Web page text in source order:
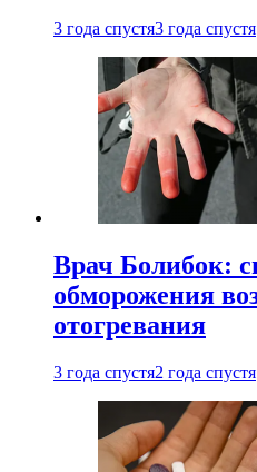
3 года спустя3 года спустя
Врач Болибок:
обморожения
отогревания
3 года спустя2 года спустя